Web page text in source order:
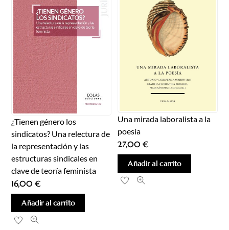
¿Tienen género los
sindicatos? Una relectura de
la representación y las
estructuras sindicales en
clave de teoría feminista
16,00€
Añadir al carrito
Una mirada laboralista a la
poesía
27,00€
Añadir al carrito